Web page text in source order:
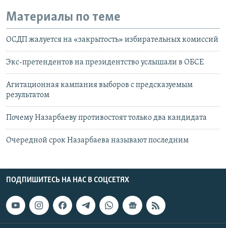
Материалы по теме
ОСДП жалуется на «закрытость» избирательных комиссий
Экс-претендентов на президентство услышали в ОБСЕ
Агитационная кампания выборов с предсказуемым
результатом
Почему Назарбаеву противостоят только два кандидата
​Очередной срок Назарбаева называют последним
ПОДПИШИТЕСЬ НА НАС В СОЦСЕТЯХ